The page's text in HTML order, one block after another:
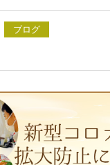
ブログ